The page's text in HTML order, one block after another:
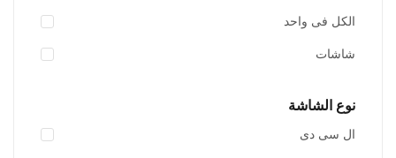
الكل فى واحد
شاشات
نوع الشاشة
ال سى دى